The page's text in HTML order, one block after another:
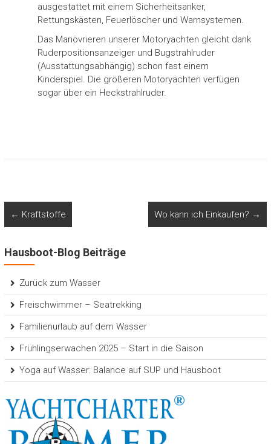
ausgestattet mit einem Sicherheitsanker,
Rettungskästen, Feuerlöscher und Warnsystemen.
Das Manövrieren unserer Motoryachten gleicht dank
Ruderpositionsanzeiger und Bugstrahlruder
(Ausstattungsabhängig) schon fast einem
Kinderspiel. Die größeren Motoryachten verfügen
sogar über ein Heckstrahlruder.
← Kraftstoffe Wo kann ich Einkaufen? →
Hausboot-Blog Beiträge
Zurück zum Wasser
Freischwimmer – Seatrekking
Familienurlaub auf dem Wasser
Frühlingserwachen 2025 – Start in die Saison
Yoga auf Wasser: Balance auf SUP und Hausboot